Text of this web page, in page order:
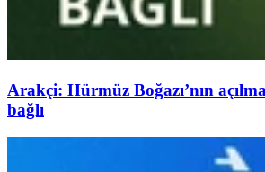
Arakçi: Hürmüz Boğazı’nın
bağlı